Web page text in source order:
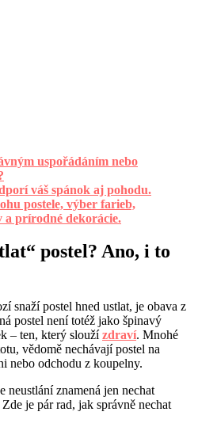
uspořádáním nebo
váš spánok aj pohodu.
postele, výber farieb,
prírodné dekorácie.
postel? Ano, i to
snaží postel hned ustlat, je obava z
postel není totéž jako špinavý
– ten, který sloužízdraví. Mnohé
vědomě nechávají postel na
nebo odchodu z koupelny.
neustlání znamená jen nechat
je pár rad, jak správně nechat